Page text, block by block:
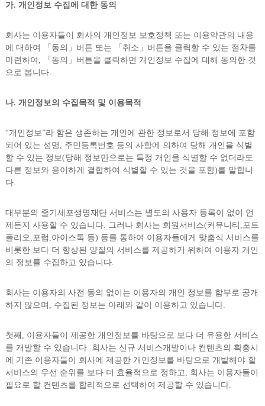
가. 개인정보 수집에 대한 동의
회사는 이용자들이 회사의 개인정보 보호정책 또는 이용약관의 내용
에 대하여 「동의」버튼 또는 「취소」버튼을 클릭할 수 있는 절차를
마련하여, 「동의」버튼을 클릭하면 개인정보 수집에 대해 동의한 것
으로 봅니다.
나. 개인정보의 수집목적 및 이용목적
“개인정보”라 함은 생존하는 개인에 관한 정보로서 당해 정보에 포함
되어 있는 성명, 주민등록번호 등의 사항에 의하여 당해 개인을 식별
할 수 있는 정보(당해 정보만으로는 특정 개인을 식별할 수 없더라도
다른 정보와 용이하게 결합하여 식별할 수 있는 것을 포함)를 말합니
다.
대부분의 줄기세포생명재단 서비스는 별도의 사용자 등록이 없이 언
제든지 사용할 수 있습니다. 그러나 회사는 회원서비스(커뮤니티,포트
폴리오,포럼,아이스톡 등) 등를 통하여 이용자들에게 맞춤식 서비스를
비롯한 보다 더 향상된 양질의 서비스를 제공하기 위하여 이용자 개인
의 정보를 수집하고 있습니다.
회사는 이용자의 사전 동의 없이는 이용자의 개인 정보를 함부로 공개
하지 않으며, 수집된 정보는 아래와 같이 이용하고 있습니다.
첫째, 이용자들이 제공한 개인정보를 바탕으로 보다 더 유용한 서비스
를 개발할 수 있습니다. 회사는 신규 서비스개발이나 컨텐츠의 확충시
에 기존 이용자들이 회사에 제공한 개인정보를 바탕으로 개발해야 할
서비스의 우선 순위를 보다 더 효율적으로 정하고, 회사는 이용자들이
필요로 할 컨텐츠를 합리적으로 선택하여 제공할 수 있습니다.